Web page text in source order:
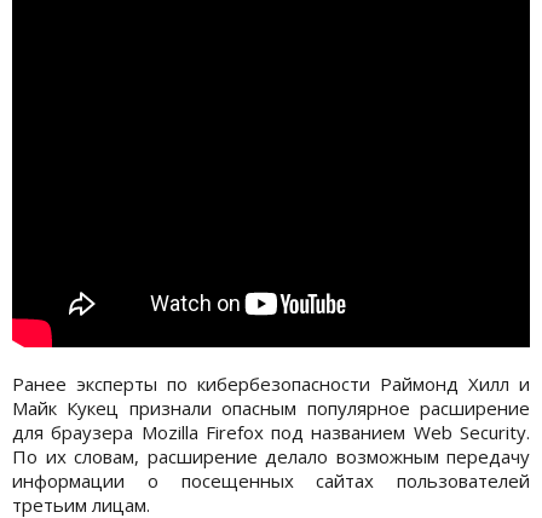
Ранее эксперты по кибербезопасности Раймонд Хилл и
Майк Кукец признали опасным популярное расширение
для браузера Mozilla Firefox под названием Web Security.
По их словам, расширение делало возможным передачу
информации о посещенных сайтах пользователей
третьим лицам.